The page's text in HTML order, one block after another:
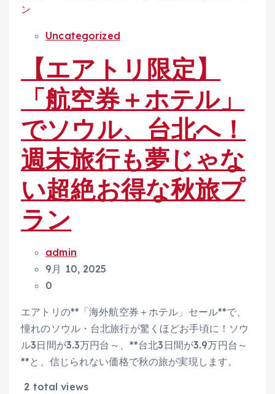
Uncategorized
【エアトリ限定】
「航空券＋ホテル」
でソウル、台北へ！
週末旅行も夢じゃな
い超絶お得な秋旅プ
ラン
admin
9月 10, 2025
0
エアトリの**「海外航空券＋ホテル」セール**で、
憧れのソウル・台北旅行が驚くほどお手頃に！ソウ
ル3日間が3.3万円台～、**台北3日間が3.9万円台～
**と、信じられない価格で秋の旅が実現します。
2 total views